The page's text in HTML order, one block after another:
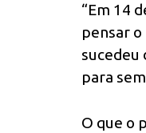
“Em 14
pensar
sucedeu
para
O que o